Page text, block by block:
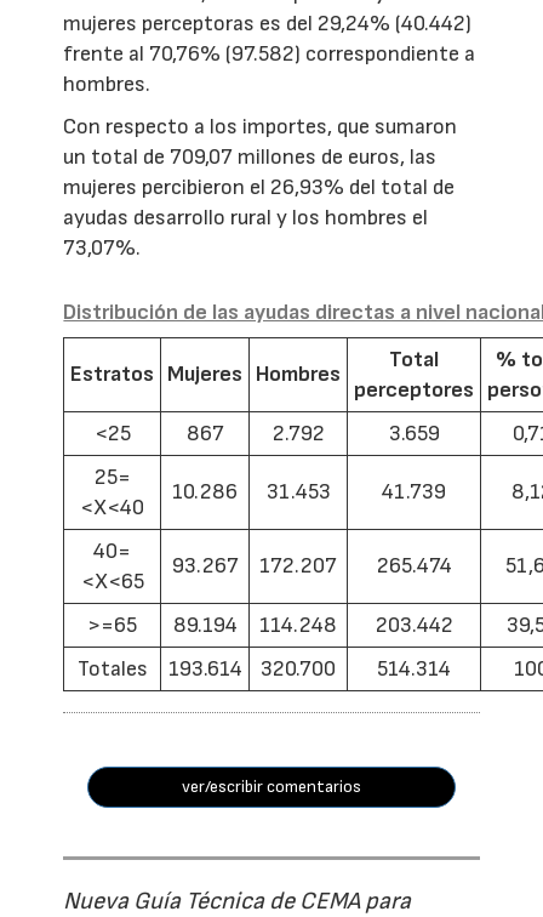
mujeres perceptoras es del 29,24% (40.442)
frente al 70,76% (97.582) correspondiente a
hombres.
Con respecto a los importes, que sumaron
un total de 709,07 millones de euros, las
mujeres percibieron el 26,93% del total de
ayudas desarrollo rural y los hombres el
73,07%.
Distribución de las ayudas directas a nivel
Estratos Mujeres Hombres
Total
perceptores
%
<25
867 2.792 3.659
25=
<X<40
10.286 31.453 41.739
40=
<X<65
93.267 172.207 265.474
>=65 89.194 114.248 203.442
Totales
193.614 320.700 514.314
ver/escribir comentarios
Nueva Guía Técnica de CEMA para